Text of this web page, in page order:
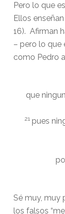
Pero lo que
Ellos
16). Afirman
– pero lo que
como Pedro
que
21 pues
Sé muy, muy
los falsos